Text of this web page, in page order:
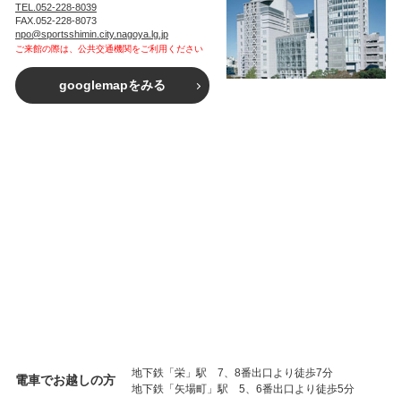
TEL.052-228-8039
FAX.052-228-8073
npo@sportsshimin.city.nagoya.lg.jp
ご来館の際は、公共交通機関をご利用ください
googlemapをみる
電車でお越しの方
地下鉄「栄」駅 7、8番出口より徒歩7分
地下鉄「矢場町」駅 5、6番出口より徒歩5分